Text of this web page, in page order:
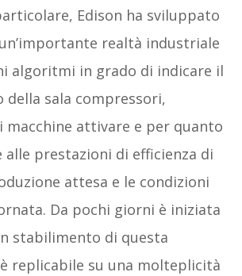
Edison ha sviluppato
realtà industriale
algoritmi in grado di indicare il
della sala compressori,
macchine attivare e per quanto
alle prestazioni di efficienza di
attesa e le condizioni
Da pochi giorni è iniziata
stabilimento di questa
replicabile su una molteplicità